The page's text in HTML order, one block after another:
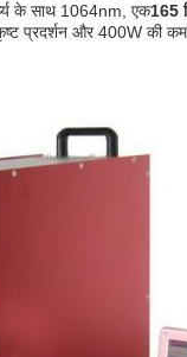
के साथ 1064nm, एक165
प्रदर्शन और 400W की